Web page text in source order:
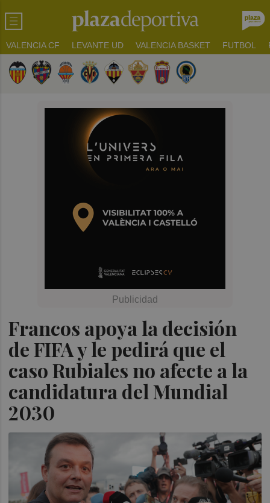
VALENCIA CF LEVANTE UD VALENCIA BASKET FUTBOL
Francos apoya la decisión
de FIFA y le pedirá que el
caso Rubiales no afecte a la
candidatura del Mundial
2030